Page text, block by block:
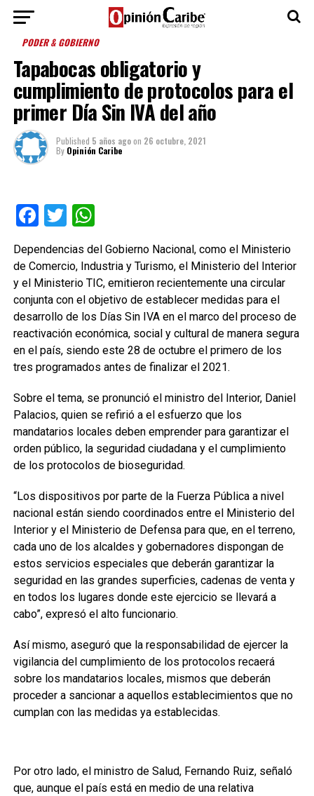
PODER & GOBIERNO
Tapabocas obligatorio y
cumplimiento de protocolos para el
primer Día Sin IVA del año
Published 5 años agoon 26 octubre, 2021
By Opinión Caribe
Facebook
TwitterWhatsApp
Dependencias del Gobierno Nacional, como el Ministerio
de Comercio, Industria y Turismo, el Ministerio del Interior
y el Ministerio TIC, emitieron recientemente una circular
conjunta con el objetivo de establecer medidas para el
desarrollo de los Días Sin IVA en el marco del proceso de
reactivación económica, social y cultural de manera segura
en el país, siendo este 28 de octubre el primero de los
tres programados antes de finalizar el 2021.
Sobre el tema, se pronunció el ministro del Interior, Daniel
Palacios, quien se refirió a el esfuerzo que los
mandatarios locales deben emprender para garantizar el
orden público, la seguridad ciudadana y el cumplimiento
de los protocolos de bioseguridad.
“Los dispositivos por parte de la Fuerza Pública a nivel
nacional están siendo coordinados entre el Ministerio del
Interior y el Ministerio de Defensa para que, en el terreno,
cada uno de los alcaldes y gobernadores dispongan de
estos servicios especiales que deberán garantizar la
seguridad en las grandes superficies, cadenas de venta y
en todos los lugares donde este ejercicio se llevará a
cabo”, expresó el alto funcionario.
Así mismo, aseguró que la responsabilidad de ejercer la
vigilancia del cumplimiento de los protocolos recaerá
sobre los mandatarios locales, mismos que deberán
proceder a sancionar a aquellos establecimientos que no
cumplan con las medidas ya establecidas.
Por otro lado, el ministro de Salud, Fernando Ruiz, señaló
que, aunque el país está en medio de una relativa